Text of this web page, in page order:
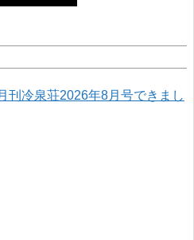
刊冷泉荘2026年8月号できまし